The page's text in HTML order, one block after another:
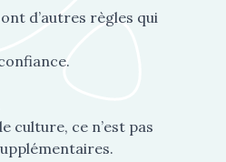
d’autres règles qui
culture, ce n’est pas